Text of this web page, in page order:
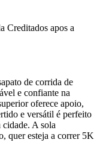
Creditados apos a
de corrida de
e confiante na
oferece apoio,
e versátil é perfeito
cidade. A sola
quer esteja a correr 5K